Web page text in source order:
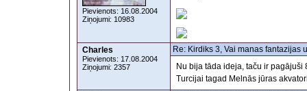
Pievienots: 16.08.2004
Ziņojumi: 10983
Charles
Pievienots: 17.08.2004
Ziņojumi: 2357
Re: Kirdiks 3, Vai manas fantazijas
Nu bija tāda ideja, taču ir
Turcijai tagad Melnās jūras